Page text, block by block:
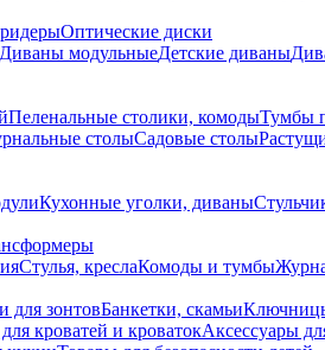
Оптические диски
Диваны модульныеДетские диваны
Пеленальные столики, комодыТумбы
столыСадовые столы
Кухонные уголки, диваны
Стулья, креслаКомоды и тумбы
для зонтовБанкетки, скамьи
кроватей и кроватокАксессуары